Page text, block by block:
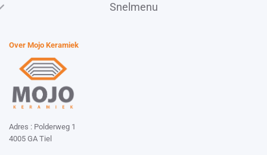
Snelmenu
Over Mojo Keramiek
Adres : Polderweg 1
4005 GA Tiel